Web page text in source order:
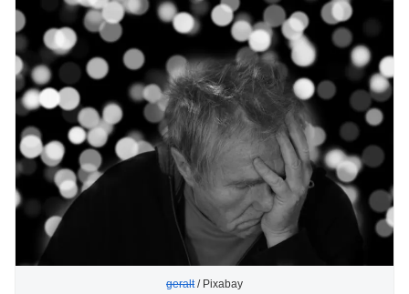
geralt/ Pixabay